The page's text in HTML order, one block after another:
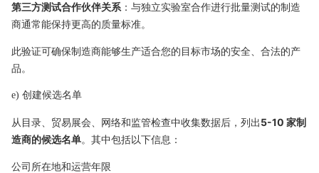
第三方测试合作伙伴关系 ：与独立实验室合作进行批量测试的制造
商通常能保持更高的质量标准。
此验证可确保制造商能够生产适合您的目标市场的安全、合法的产
品。
e) 创建候选名单
从目录、贸易展会、网络和监管检查中收集数据后，列出5-10 家制
造商的候选名单。其中包括以下信息：
公司所在地和运营年限